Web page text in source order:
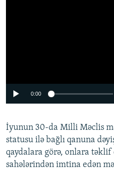
0:00
İyunun 30-da Milli Məclis
statusu ilə bağlı qanuna
qaydalara görə, onlara təklif
sahələrindən imtina edən